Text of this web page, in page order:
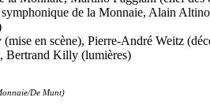
symphonique de la Monnaie, Alain
en scène), Pierre-André Weitz
Bertrand Killy (lumières)
De Munt)